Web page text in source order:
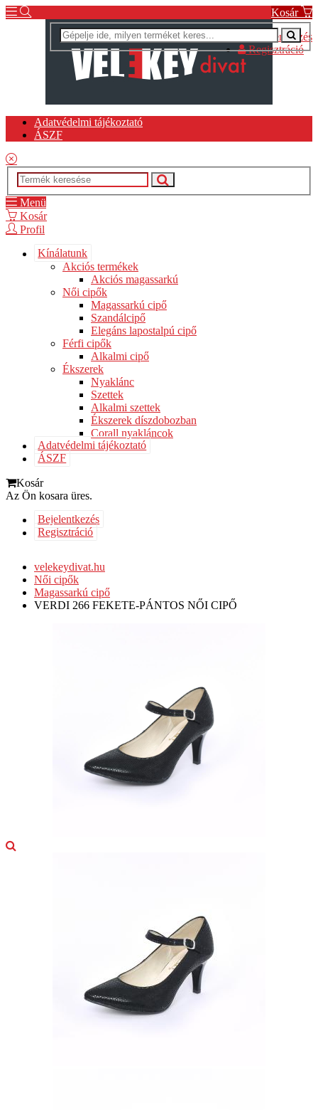
Kosár
Bejelentkezés
Regisztráció
Adatvédelmi tájékoztató
ÁSZF
Menü
Kosár
Profil
Kínálatunk
Akciós termékek
Akciós magassarkú
Női cipők
Magassarkú cipő
Szandálcipő
Elegáns lapostalpú cipő
Férfi cipők
Alkalmi cipő
Ékszerek
Nyaklánc
Szettek
Alkalmi szettek
Ékszerek díszdobozban
Corall nyakláncok
Adatvédelmi tájékoztató
ÁSZF
Kosár
Az Ön kosara üres.
Bejelentkezés
Regisztráció
velekeydivat.hu
Női cipők
Magassarkú cipő
VERDI 266 FEKETE-PÁNTOS NŐI CIPŐ